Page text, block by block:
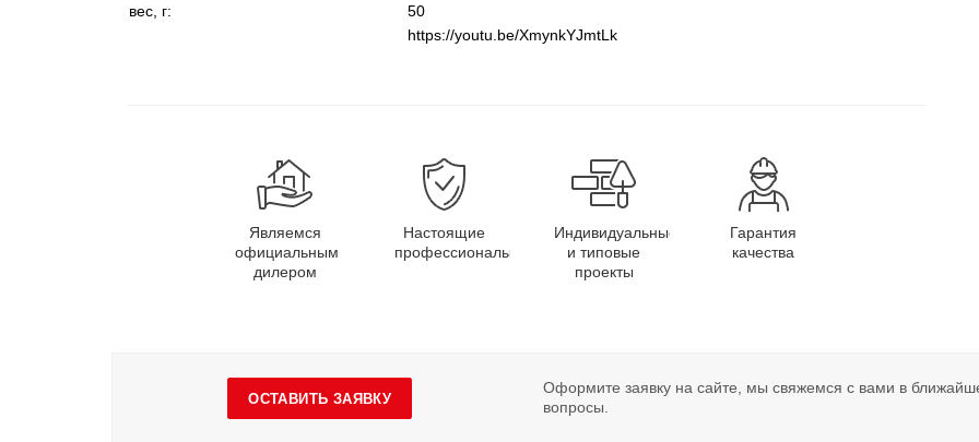
вес, г:
50
https://youtu.be/XmynkYJmtLk
Являемся
официальным
дилером
Настоящие
профессионалы
Индивидуальные
и типовые
проекты
Гарантия
качества
ОСТАВИТЬ ЗАЯВКУ
Оформите заявку на сайте, мы свяжемся с вами в
вопросы.